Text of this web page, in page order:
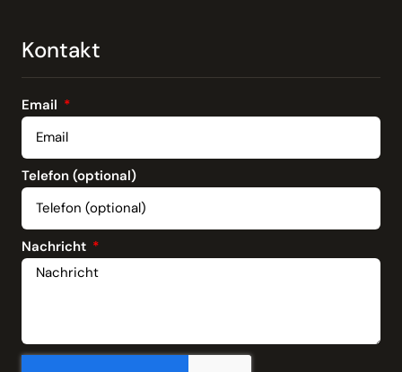
Kontakt
Email
Telefon (optional)
Nachricht